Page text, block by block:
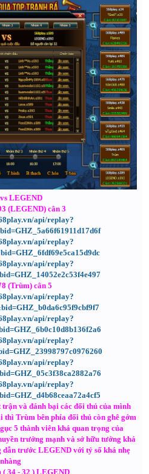
LEGEND
(LEGEND) cân 3
api/replay?
api/replay?
api/replay?
(Trùm) cân 5
api/replay?
api/replay?
api/replay?
api/replay?
api/replay?
và đánh bại các đối thủ của mình
thì Trùm bên phía đối thủ còn ghê gớm
5 thành viên khá quan trọng của
trưởng mạnh và sở hữu tướng khá
trước LEGEND với tỷ số khá nhẹ
nhàng
34 - 32 ) LEGEND